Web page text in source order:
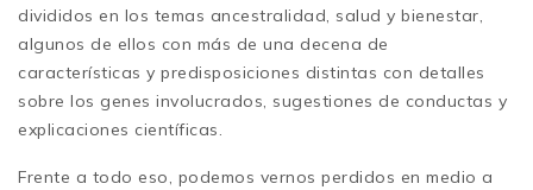
divididos en los temas ancestralidad, salud y bienestar,
algunos de ellos con más de una decena de
características y predisposiciones distintas con detalles
sobre los genes involucrados, sugestiones de conductas y
explicaciones científicas.
Frente a todo eso, podemos vernos perdidos en medio a